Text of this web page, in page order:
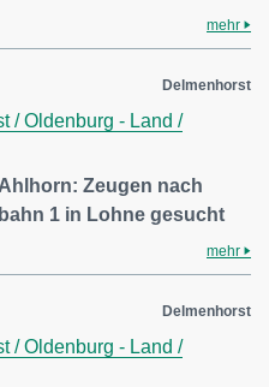
mehr
Delmenhorst
/ Oldenburg - Land /
Zeugen nach
1 in Lohne gesucht
mehr
Delmenhorst
/ Oldenburg - Land /